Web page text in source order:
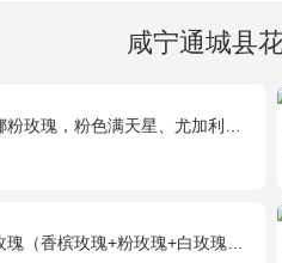
咸宁通城县
瑰，粉色满天星、尤加利绿叶搭配
槟玫瑰+粉玫瑰+白玫瑰），配花、绿叶搭配